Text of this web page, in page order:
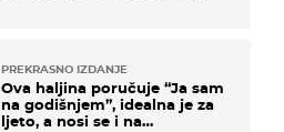
PREKRASNO IZDANJE
Ova haljina poručuje “Ja sam
na godišnjem”, idealna je za
ljeto, a nosi se i na